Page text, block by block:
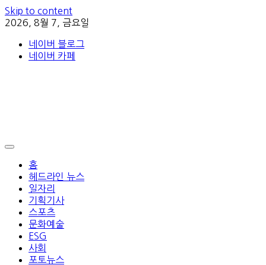
Skip to content
2026, 8월 7, 금요일
네이버 블로그
네이버 카페
홈
헤드라인 뉴스
일자리
기획기사
스포츠
문화예술
ESG
사회
포토뉴스